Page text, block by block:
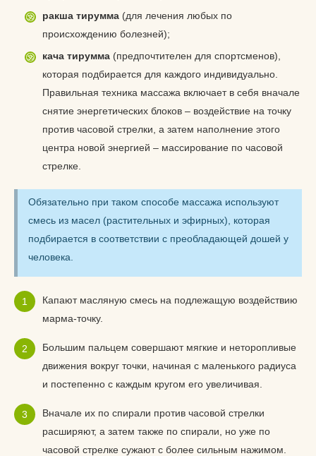
ракша тирумма (для лечения любых по
происхождению болезней);
кача тирумма (предпочтителен для спортсменов),
которая подбирается для каждого индивидуально.
Правильная техника массажа включает в себя вначале
снятие энергетических блоков – воздействие на точку
против часовой стрелки, а затем наполнение этого
центра новой энергией – массирование по часовой
стрелке.
Обязательно при таком способе массажа используют
смесь из масел (растительных и эфирных), которая
подбирается в соответствии с преобладающей дошей у
человека.
Капают масляную смесь на подлежащую воздействию
марма-точку.
Большим пальцем совершают мягкие и неторопливые
движения вокруг точки, начиная с маленького радиуса
и постепенно с каждым кругом его увеличивая.
Вначале их по спирали против часовой стрелки
расширяют, а затем также по спирали, но уже по
часовой стрелке сужают с более сильным нажимом.